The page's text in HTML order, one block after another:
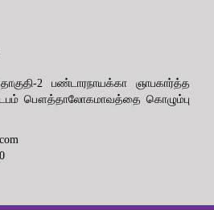
2 பண்டாரநாயக்கா ஞாபகார்த்த
பௌத்தாலோகமாவத்தை கொழும்பு